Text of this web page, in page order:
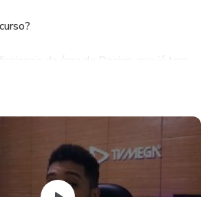
da área do Design, que já tem
CINEMA 4D , Illustrator ou CorelDraw.
de tudo é você Dominar os